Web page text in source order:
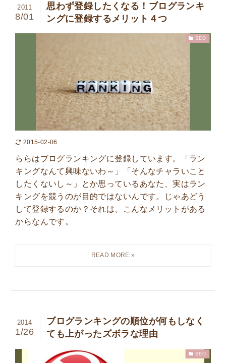
思わず登録したくなる！ブログランキ
ングに登録するメリット４つ
2011
8/01
SEO
2015-02-06
ららはブログランキングに登録しています。「ラン
キングなんて興味ないわ～」「そんなチャラいこと
したくないし～」とか思っているあなた、実はラン
キングを競うのが目的ではないんです。じゃあどう
して登録するのか？それは、こんなメリットがある
からなんです。
ブログランキングの順位が何もしなく
ても上がったズボラな理由
2014
1/26
SEO